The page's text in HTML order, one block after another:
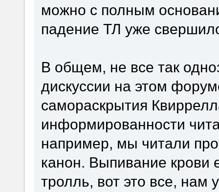
можно с полным
падение ТЛ уже
В общем, не все так
дискуссии на этом
самораскрытия
информированности
например, мы читали
канон. Выпивание крови
тролль, вот это все, нам